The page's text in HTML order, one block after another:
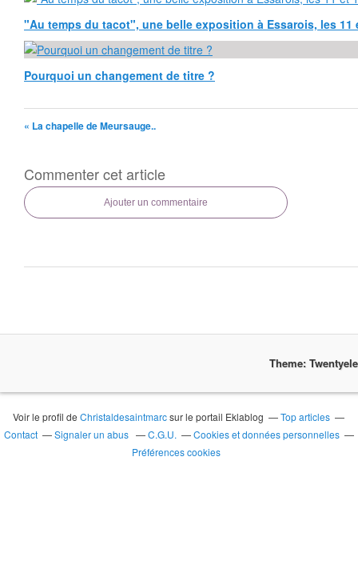
"Au temps du tacot", une belle exposition à Essarois, les 11
Pourquoi un changement de titre ?
« La chapelle de Meursauge..
Commenter cet article
Ajouter un commentaire
Theme:
Voir le profil deChristaldesaintmarcsur le portail Eklablog
Top articles
Contact
Signaler un abus C.G.U.
Cookies et données personnelles
Préférences cookies